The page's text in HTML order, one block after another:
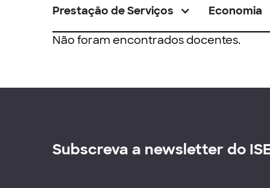
Prestação de Serviços Economia
Não foram encontrados docentes.
Subscreva a newsletter do